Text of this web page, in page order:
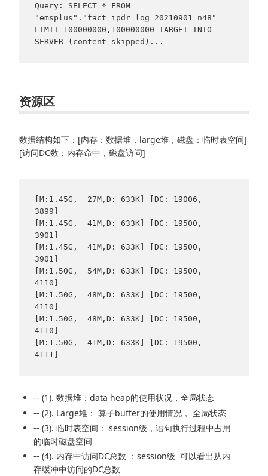
Query: SELECT * FROM
"emsplus"."fact_ipdr_log_20210901_n48"
LIMIT 100000000,100000000 TARGET INTO
资源区
数据结构如下：[内存：数据堆，large堆，磁盘：临时表空间]
[访问DC数：内存命中，磁盘访问]
[M:1.45G,  27M,D: 633K] [DC: 19006,
3899]
[M:1.45G,  41M,D: 633K] [DC: 19500,
3901]
[M:1.45G,  41M,D: 633K] [DC: 19500,
3901]
[M:1.50G,  54M,D: 633K] [DC: 19500,
4110]
[M:1.50G,  48M,D: 633K] [DC: 19500,
4110]
[M:1.50G,  48M,D: 633K] [DC: 19500,
4110]
[M:1.50G,  41M,D: 633K] [DC: 19500,
4111]
-- (1). 数据堆：data heap的使用状况，全局状态
-- (2). Large堆： 算子buffer的使用情况， 全局状态
-- (3). 临时表空间： session级，语句执行过程中占用
的临时磁盘空间
-- (4). 内存中访问DC总数 ：session级 可以看出从内
存缓冲中访问的DC总数